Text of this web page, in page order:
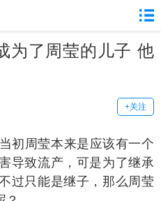
为了周莹的儿子 他
+关注
周莹本来是应该有一个
导致流产，可是为了继承
过只能是继子，那么周莹